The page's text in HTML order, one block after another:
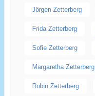
Jörgen Zetterberg
Frida Zetterberg
Sofie Zetterberg
Margaretha Zetterberg
Robin Zetterberg